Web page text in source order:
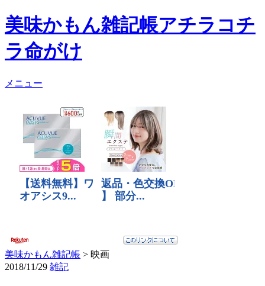
美味かもん雑記帳アチラコチ
ラ命がけ
メニュー
美味かもん雑記帳 > 映画
2018/11/29 雑記